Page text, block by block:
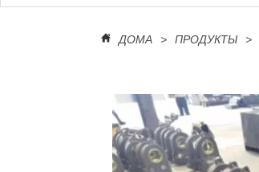
ДОМА > ПРОДУКТЫ >